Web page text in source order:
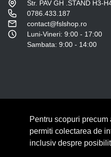
Str. PAV GH .STAND H3-
0786.433.187
contact@fslshop.ro
Luni-Vineri: 9:00 - 17:00
Sambata: 9:00 - 14:00
© Copyright 2026 Lumilux.
Pentru scopuri
permiti colectarea de
inclusiv despre